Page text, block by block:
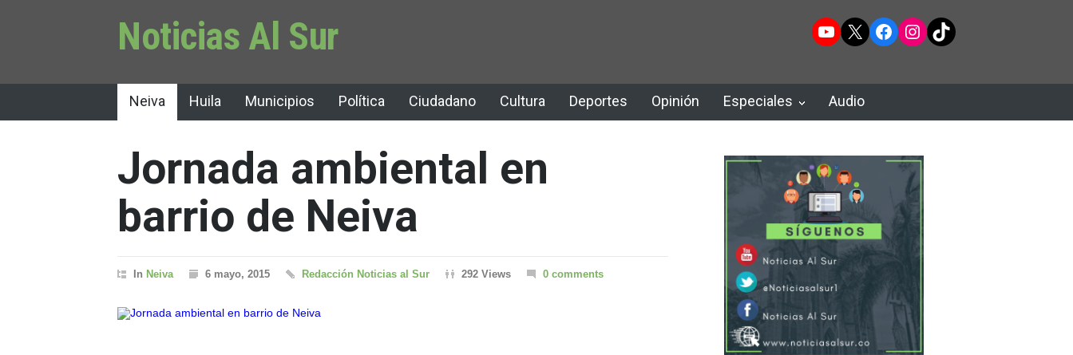
Noticias Al Sur YouTube
X Facebook
Instagram
TikTok
Neiva Huila Municipios Política Ciudadano Cultura Deportes Opinión Especiales Audio
Jornada ambiental en
barrio de Neiva
In Neiva 6 mayo, 2015 Redacción Noticias al Sur 292 Views 0 comments